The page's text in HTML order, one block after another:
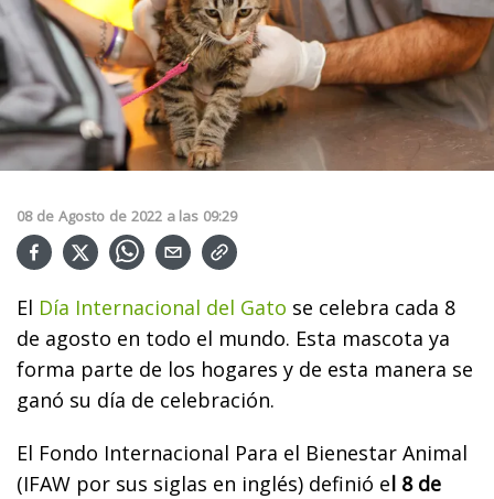
08 de Agosto de 2022 a las 09:29
El Día Internacional del Gato se celebra cada 8
de agosto en todo el mundo. Esta mascota ya
forma parte de los hogares y de esta manera se
ganó su día de celebración.
El Fondo Internacional Para el Bienestar Animal
(IFAW por sus siglas en inglés) definió el 8 de